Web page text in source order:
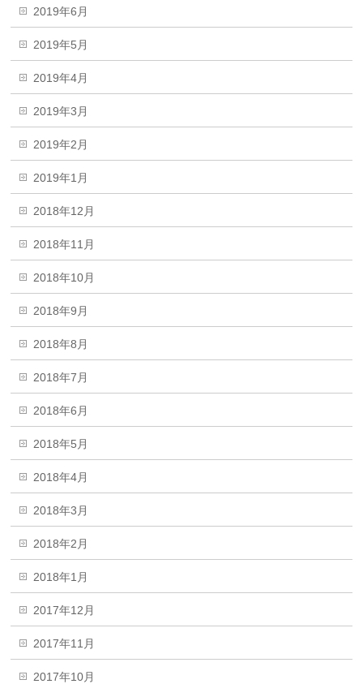
2019年6月
2019年5月
2019年4月
2019年3月
2019年2月
2019年1月
2018年12月
2018年11月
2018年10月
2018年9月
2018年8月
2018年7月
2018年6月
2018年5月
2018年4月
2018年3月
2018年2月
2018年1月
2017年12月
2017年11月
2017年10月